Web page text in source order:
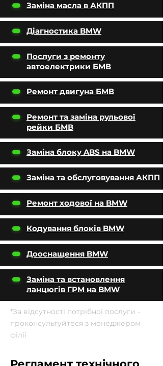
Заміна масла в АКПП
Діагностика BMW
Послуги з ремонту
автоелектрики БМВ
Ремонт двигуна БМВ
Ремонт та заміна рульової
рейки БМВ
Заміна блоку ABS на BMW
Заміна та обслуговування АКПП
Ремонт ходової на BMW
Кодування блоків BMW
Дооснащення BMW
Заміна та встановлення
ланцюгів ГРМ на BMW
*За відсутності потрібної послуги -
проконсультуйтеся з менеджером
філії